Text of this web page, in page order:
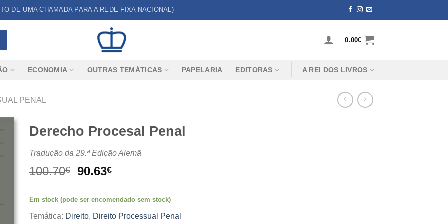
DE UMA CHAMADA PARA A REDE FIXA NACIONAL)
0.00€
ECONOMIA OUTRAS TEMÁTICAS PAPELARIA EDITORAS A REI DOS LIVROS
PENAL
Derecho Procesal Penal
Tradução da 29.ª Edição Alemã
100.70€
O
era:
100.70€.
90.63€O
atual
é:
90.63€.
Em stock (pode ser encomendado sem stock)
Temática: Direito, Direito Processual Penal